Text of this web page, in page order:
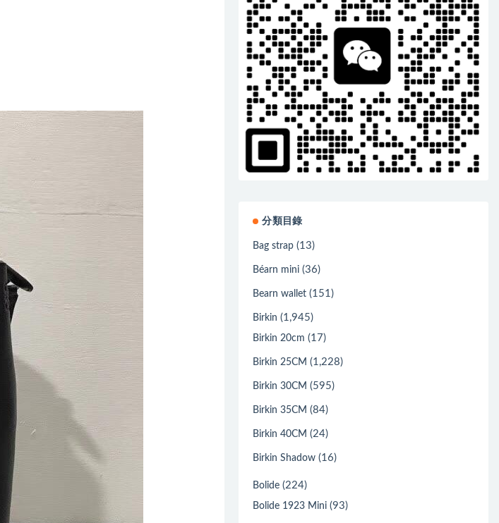
分類目錄
Bag strap (13)
Béarn mini (36)
Bearn wallet (151)
Birkin (1,945)
Birkin 20cm (17)
Birkin 25CM (1,228)
Birkin 30CM (595)
Birkin 35CM (84)
Birkin 40CM (24)
Birkin Shadow (16)
Bolide (224)
Bolide 1923 Mini (93)